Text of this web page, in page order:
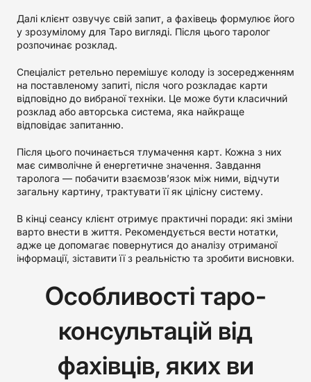
Далі клієнт озвучує свій запит, а фахівець формулює його
у зрозумілому для Таро вигляді. Після цього таролог
розпочинає розклад.
Спеціаліст ретельно перемішує колоду із зосередженням
на поставленому запиті, після чого розкладає карти
відповідно до вибраної техніки. Це може бути класичний
розклад або авторська система, яка найкраще
відповідає запитанню.
Після цього починається тлумачення карт. Кожна з них
має символічне й енергетичне значення. Завдання
таролога — побачити взаємозв’язок між ними, відчути
загальну картину, трактувати її як цілісну систему.
В кінці сеансу клієнт отримує практичні поради: які зміни
варто внести в життя. Рекомендується вести нотатки,
адже це допомагає повернутися до аналізу отриманої
інформації, зіставити її з реальністю та зробити висновки.
Особливості таро-
консультацій від
фахівців, яких ви